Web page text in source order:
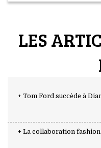
LES
+ Tom Ford succède à
+ La collaboration